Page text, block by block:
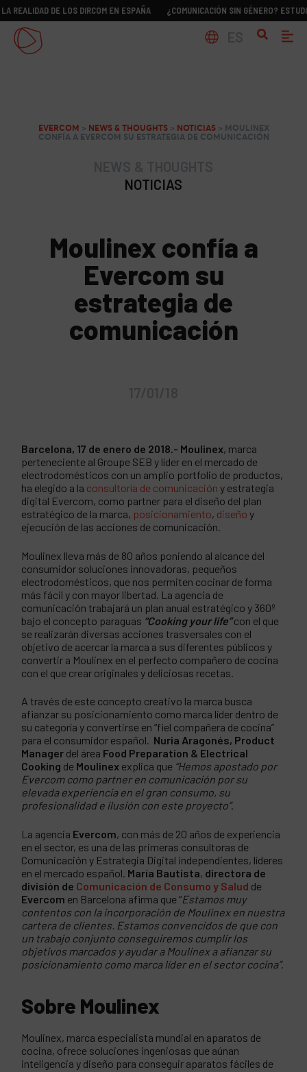
DE LOS DIRCOM EN ESPAÑA ¿COMUNICACIÓN SIN GÉNERO? ESTUDIO
EVERCOM > NEWS & THOUGHTS> NOTICIAS> MOULINEX
CONFÍA A EVERCOM SU ESTRATEGIA DE COMUNICACIÓN
NOTICIAS
Moulinex confía a
Evercom su
estrategia de
comunicación
Barcelona, 17 de enero de 2018.- Moulinex, marca
perteneciente al Groupe SEB y líder en el mercado de
electrodomésticos con un amplio portfolio de productos,
ha elegido a la consultoría de comunicación y estrategia
digital Evercom, como partner para el diseño del plan
estratégico de la marca, posicionamiento, diseño y
ejecución de las acciones de comunicación.
Moulinex lleva más de 80 años poniendo al alcance del
consumidor soluciones innovadoras, pequeños
electrodomésticos, que nos permiten cocinar de forma
más fácil y con mayor libertad. La agencia de
comunicación trabajará un plan anual estratégico y 360º
bajo el concepto paraguas “Cooking your life”con el que
se realizarán diversas acciones trasversales con el
objetivo de acercar la marca a sus diferentes públicos y
convertir a Moulinex en el perfecto compañero de cocina
con el que crear originales y deliciosas recetas.
A través de este concepto creativo la marca busca
afianzar su posicionamiento como marca líder dentro de
su categoría y convertirse en “fiel compañera de cocina”
para el consumidor español. Nuria Aragonés, Product
Manager del área Food Preparation & Electrical
Cooking de Moulinex explica que “Hemos apostado por
Evercom como partner en comunicación por su
elevada experiencia en el gran consumo, su
profesionalidad e ilusión con este proyecto”.
La agencia Evercom, con más de 20 años de experiencia
en el sector, es una de las primeras consultoras de
Comunicación y Estrategia Digital independientes, líderes
en el mercado español. María Bautista, directora de
división de Comunicación de Consumo y Salud de
Evercom en Barcelona afirma que “Estamos muy
contentos con la incorporación de Moulinex en nuestra
cartera de clientes. Estamos convencidos de que con
un trabajo conjunto conseguiremos cumplir los
objetivos marcados y ayudar a Moulinex a afianzar su
posicionamiento como marca líder en el sector cocina”.
Sobre Moulinex
Moulinex, marca especialista mundial en aparatos de
cocina, ofrece soluciones ingeniosas que aúnan
inteligencia y diseño para conseguir aparatos fáciles de